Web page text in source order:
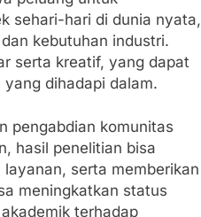
sehari-hari di dunia nyata,
kebutuhan industri.
serta kreatif, yang dapat
dihadapi dalam.
pengabdian komunitas
hasil penelitian bisa
serta memberikan
meningkatkan status
terhadap